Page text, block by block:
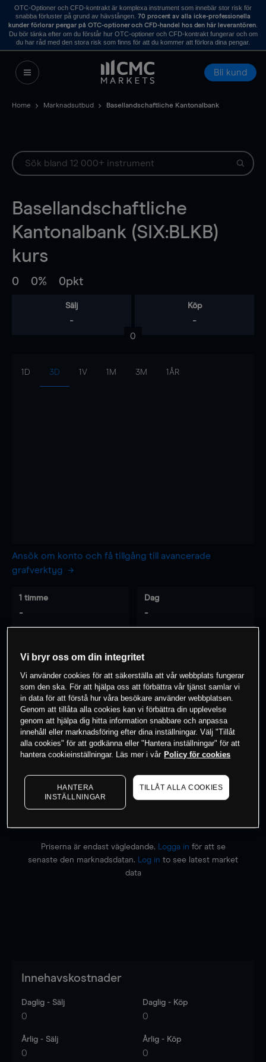
OTC-Optioner och CFD-kontrakt är komplexa instrument som innebär stor risk för
snabba förluster på grund av hävstången. 70 procent av alla icke-professionella
kunder förlorar pengar på OTC-optioner och CFD-handel hos den här leverantören.
Du bör tänka efter om du förstår hur OTC-optioner och CFD-kontrakt fungerar och om
du har råd med den stora risk som finns för att du kommer att förlora dina pengar.
Bli kund
Home Marknadsutbud Basellandschaftliche Kantonalbank
Basellandschaftliche
Kantonalbank (SIX:BLKB)
kurs
0 0% 0pkt
Sälj
-
Köp
-
0
1D 3D 1V 1M 3M 1ÅR
Ansök om konto och få tillgång till avancerade
grafverktyg
1 timme
-
Dag
-
- -
0% av kunderna har enposition i detta
instrument
Priserna är endast vägledande. Logga in för att se
senaste den marknadsdatan.
Log in to see latest market
data
Innehavskostnader
Daglig - Sälj
0
Daglig - Köp
0
Årlig - Sälj
0
Årlig - Köp
0
Vi bryr oss om din integritet
Vi använder cookies för att säkerställa att vår webbplats fungerar
som den ska. För att hjälpa oss att förbättra vår tjänst samlar vi
in data för att förstå hur våra besökare använder webbplatsen.
Genom att tillåta alla cookies kan vi förbättra din upplevelse
genom att hjälpa dig hitta information snabbare och anpassa
innehåll eller marknadsföring efter dina inställningar. Välj "Tillåt
alla cookies" för att godkänna eller "Hantera inställningar" för att
hantera cookieinställningar. Läs mer i vår Policy för cookies
HANTERA
INSTÄLLNINGAR
TILLÅT ALLA COOKIES